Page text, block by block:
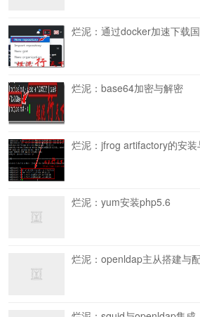
烂泥：通过docker加速下载
烂泥：base64加密与解密
烂泥：jfrog artifactory的安装
烂泥：yum安装php5.6
烂泥：openldap主从搭建与